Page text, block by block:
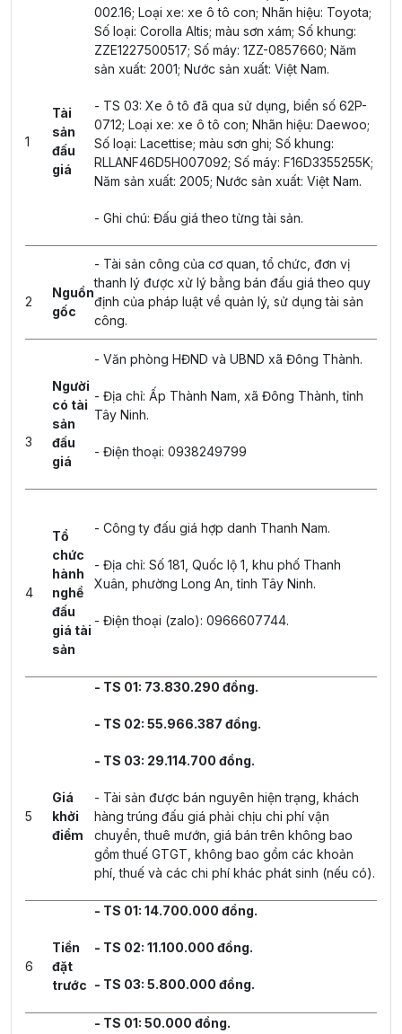
1
Tài
sản
đấu
giá
002.16; Loại xe: xe ô tô con; Nhãn hiệu: Toyota;
Số loại: Corolla Altis; màu sơn xám; Số khung:
ZZE1227500517; Số máy: 1ZZ-0857660; Năm
sản xuất: 2001; Nước sản xuất: Việt Nam.
- TS 03: Xe ô tô đã qua sử dụng, biển số 62P-
0712; Loại xe: xe ô tô con; Nhãn hiệu: Daewoo;
Số loại: Lacettise; màu sơn ghi; Số khung:
RLLANF46D5H007092; Số máy: F16D3355255K;
Năm sản xuất: 2005; Nước sản xuất: Việt Nam.
- Ghi chú: Đấu giá theo từng tài sản.
2
Nguồn
gốc
- Tài sản công của cơ quan, tổ chức, đơn vị
thanh lý được xử lý bằng bán đấu giá theo quy
định của pháp luật về quản lý, sử dụng tài sản
công.
3
Người
có tài
sản
đấu
giá
- Văn phòng HĐND và UBND xã Đông Thành.
- Địa chỉ: Ấp Thành Nam, xã Đông Thành, tỉnh
Tây Ninh.
- Điện thoại: 0938249799
4
Tổ
chức
hành
nghề
đấu
giá tài
sản
- Công ty đấu giá hợp danh Thanh Nam.
- Địa chỉ: Số 181, Quốc lộ 1, khu phố Thanh
Xuân, phường Long An, tỉnh Tây Ninh.
- Điện thoại (zalo): 0966607744.
5
Giá
khởi
điểm
- TS 01: 73.830.290 đồng.
- TS 02: 55.966.387 đồng.
- TS 03: 29.114.700 đồng.
- Tài sản được bán nguyên hiện trạng, khách
hàng trúng đấu giá phải chịu chi phí vận
chuyển, thuê mướn, giá bán trên không bao
gồm thuế GTGT, không bao gồm các khoản
phí, thuế và các chi phí khác phát sinh (nếu có).
6
Tiền
đặt
trước
- TS 01: 14.700.000 đồng.
- TS 02: 11.100.000 đồng.
- TS 03: 5.800.000 đồng.
- TS 01: 50.000 đồng.